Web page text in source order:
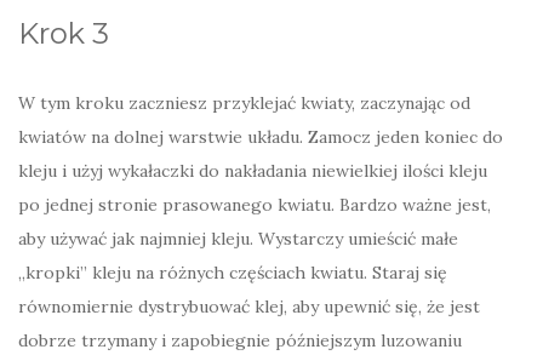
Krok 3
W tym kroku zaczniesz przyklejać kwiaty, zaczynając od
kwiatów na dolnej warstwie układu. Zamocz jeden koniec do
kleju i użyj wykałaczki do nakładania niewielkiej ilości kleju
po jednej stronie prasowanego kwiatu. Bardzo ważne jest,
aby używać jak najmniej kleju. Wystarczy umieścić małe
„kropki” kleju na różnych częściach kwiatu. Staraj się
równomiernie dystrybuować klej, aby upewnić się, że jest
dobrze trzymany i zapobiegnie późniejszym luzowaniu